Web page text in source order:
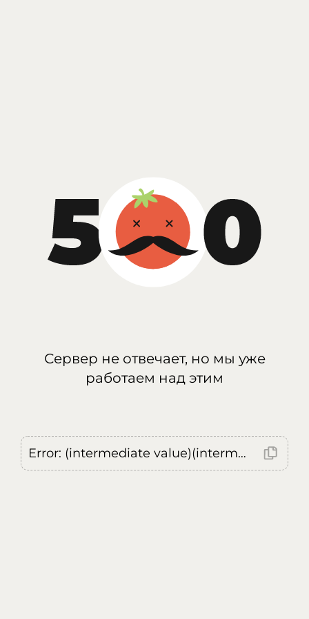
Сервер не отвечает, но мы уже
работаем над этим
Error: (intermediate value)(intermediate value)(intermediate value).replaceAll is not a function